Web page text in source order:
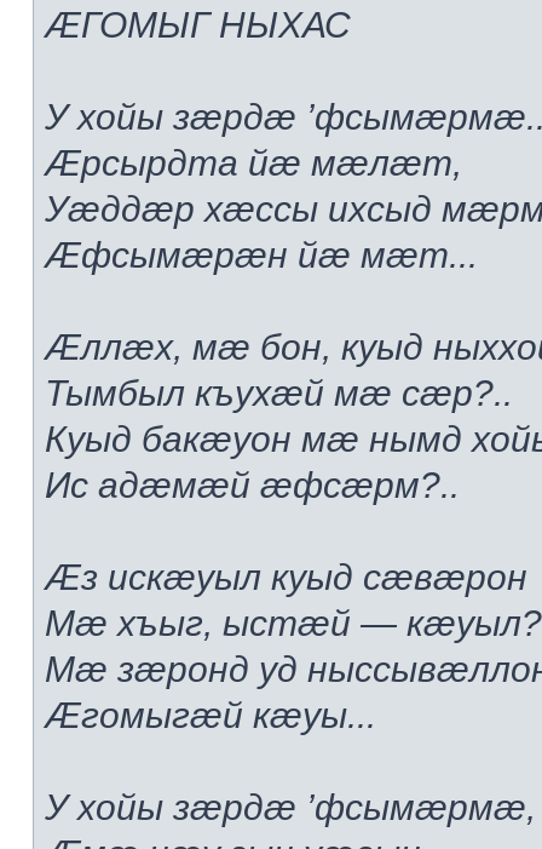
ÆГОМЫГ НЫХАС
У хойы зæрдæ
Æрсырдта йæ мæлæт,
Уæддæр хæссы ихсыд
Æфсымæрæн йæ мæт...
Æллæх, мæ бон, куыд
Тымбыл къухæй мæ сæр?..
Куыд бакæуон мæ нымд
Ис адæмæй æфсæрм?..
Æз искæуыл куыд сæвæрон
Мæ хъыг, ыстæй —
Мæ зæронд уд
Æгомыгæй кæуы...
У хойы зæрдæ